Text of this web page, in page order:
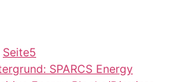
Seite5